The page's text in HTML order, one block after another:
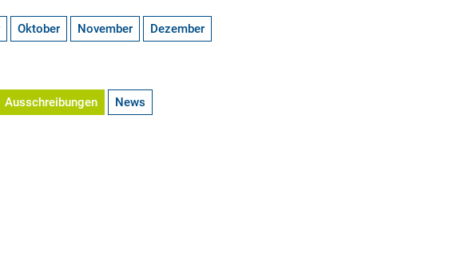
Oktober November Dezember
Ausschreibungen News